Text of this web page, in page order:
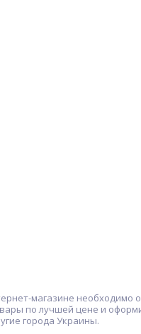
магазине необходимо
по лучшей цене и
города Украины.